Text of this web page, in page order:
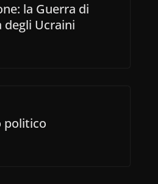
la Guerra di
degli Ucraini
politico